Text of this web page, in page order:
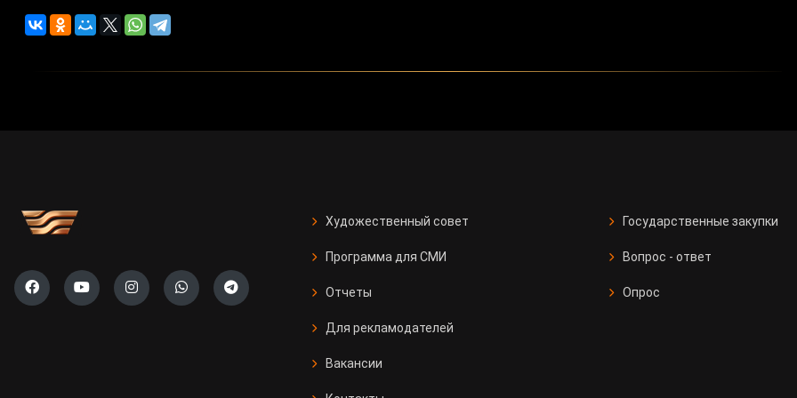
Художественный совет
Программа для СМИ
Отчеты
Для рекламодателей
Вакансии
Государственные закупки
Вопрос - ответ
Опрос